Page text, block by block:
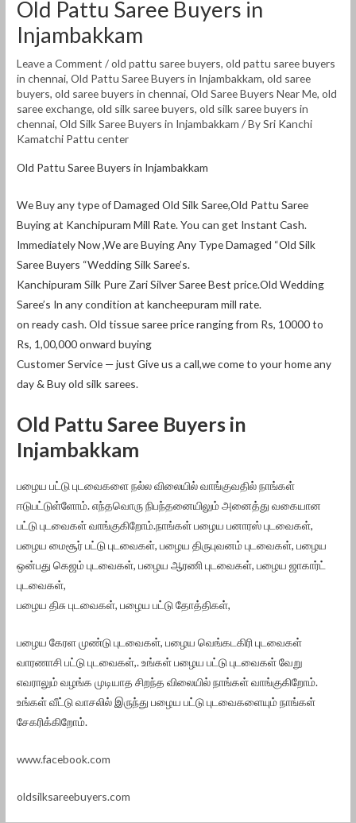
Old Pattu Saree Buyers in
Injambakkam
Leave a Comment /old pattu saree buyers,old pattu saree buyers
in chennai,Old Pattu Saree Buyers in Injambakkam,old saree
buyers,old saree buyers in chennai,Old Saree Buyers Near Me,old
saree exchange,old silk saree buyers,old silk saree buyers in
chennai,Old Silk Saree Buyers in Injambakkam / BySri Kanchi
Kamatchi Pattu center
Old Pattu Saree Buyers in Injambakkam
We Buy any type of Damaged Old Silk Saree,Old Pattu Saree
Buying at Kanchipuram Mill Rate. You can get Instant Cash.
Immediately Now ,We are Buying Any Type Damaged “Old Silk
Saree Buyers “Wedding Silk Saree’s.
Kanchipuram Silk Pure Zari Silver Saree Best price.Old Wedding
Saree’s In any condition at kancheepuram mill rate.
on ready cash. Old tissue saree price ranging from Rs, 10000 to
Rs, 1,00,000 onward buying
Customer Service — just Give us a call,we come to your home any
day & Buy old silk sarees.
Old Pattu Saree Buyers in
Injambakkam
பழைய பட்டு புடவைகளை நல்ல விலையில் வாங்குவதில் நாங்கள்
ஈடுபட்டுள்ளோம். எந்தவொரு நிபந்தனையிலும் அனைத்து வகையான
பட்டு புடவைகள் வாங்குகிறோம்.நாங்கள் பழைய பனாரஸ் புடவைகள்,
பழைய மைசூர் பட்டு புடவைகள், பழைய திருபுவனம் புடவைகள், பழைய
ஒன்பது கெஜம் புடவைகள், பழைய ஆரணி புடவைகள், பழைய ஜாகார்ட்
புடவைகள்,
பழைய திசு புடவைகள், பழைய பட்டு தோத்திகள்,
பழைய கேரள முண்டு புடவைகள், பழைய வெங்கடகிரி புடவைகள்
வாரணாசி பட்டு புடவைகள்,. உங்கள் பழைய பட்டு புடவைகள் வேறு
எவராலும் வழங்க முடியாத சிறந்த விலையில் நாங்கள் வாங்குகிறோம்.
உங்கள் வீட்டு வாசலில் இருந்து பழைய பட்டு புடவைகளையும் நாங்கள்
சேகரிக்கிறோம்.
www.facebook.com
oldsilksareebuyers.com